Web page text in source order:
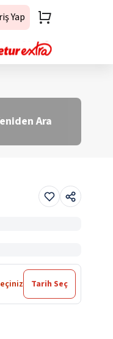
Yap
Ara
Tarih Seç